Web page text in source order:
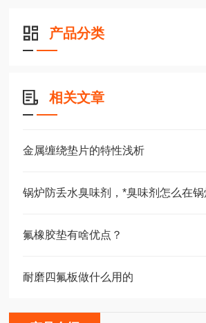
产品分类
相关文章
金属缠绕垫片的特性浅析
锅炉防丢水臭味剂，*臭味剂怎么在锅
氟橡胶垫有啥优点？
耐磨四氟板做什么用的